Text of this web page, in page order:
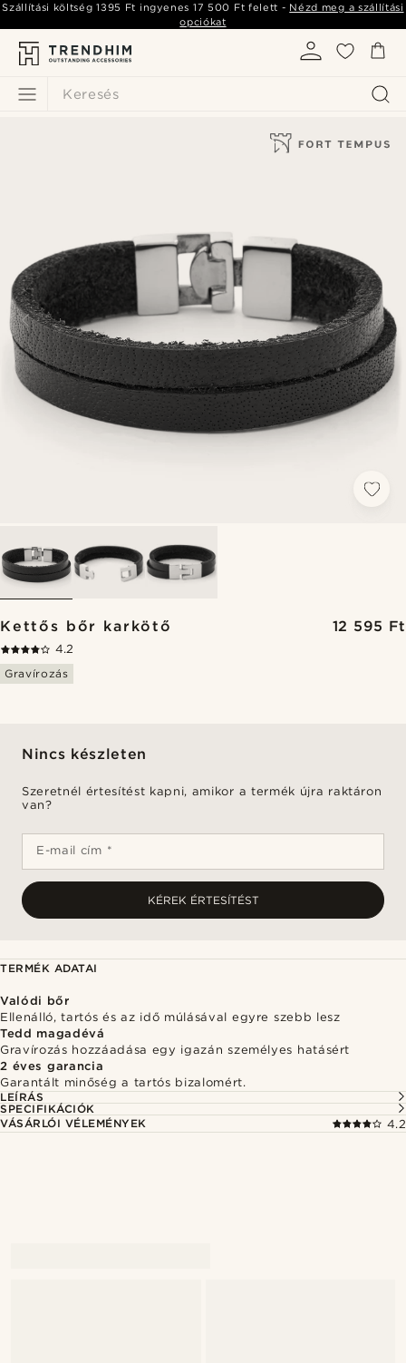
Keresés
Szállítási költség1395 Ft ingyenes 17 500 Ft felett - Nézd meg a szállítási
opciókat
Kettős bőr karkötő 12 595 Ft
4.2
Gravírozás
Nincs készleten
Szeretnél értesítést kapni, amikor a termék újra raktáron
van?
E-mail cím *
KÉREK ÉRTESÍTÉST
TERMÉK ADATAI
Valódi bőr
Ellenálló, tartós és az idő múlásával egyre szebb lesz
Tedd magadévá
Gravírozás hozzáadása egy igazán személyes hatásért
2 éves garancia
Garantált minőség a tartós bizalomért.
LEÍRÁS
SPECIFIKÁCIÓK
VÁSÁRLÓI VÉLEMÉNYEK
4.2